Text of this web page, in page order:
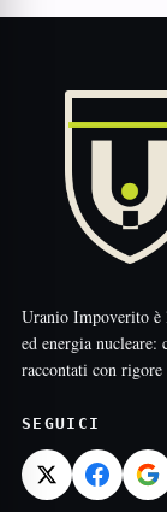
Uranio Impoverito è
ed energia
raccontati con rigore
SEGUICI